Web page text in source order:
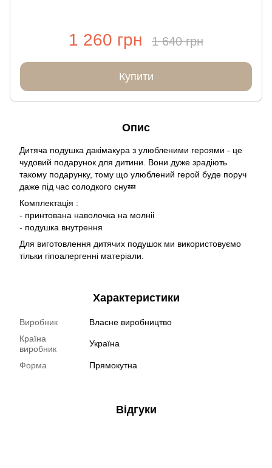
1 260 грн 1 640 грн
Купити
Опис
Дитяча подушка дакімакура з улюбленими героями - це
чудовий подарунок для дитини. Вони дуже зрадіють
такому подарунку, тому що улюблений герой буде поруч
даже під час солодкого сну💤
Комплектація :
- принтована наволочка на молніі
- подушка внутрення
Для виготовлення дитячих подушок ми використовуємо
тільки гіпоалергенні матеріали.
Характеристики
Виробник
Власне виробництво
Країна
виробник
Україна
Форма Прямокутна
Відгуки